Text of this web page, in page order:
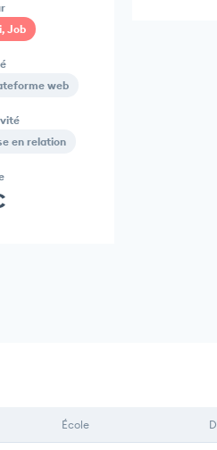
Job
web
en relation
École